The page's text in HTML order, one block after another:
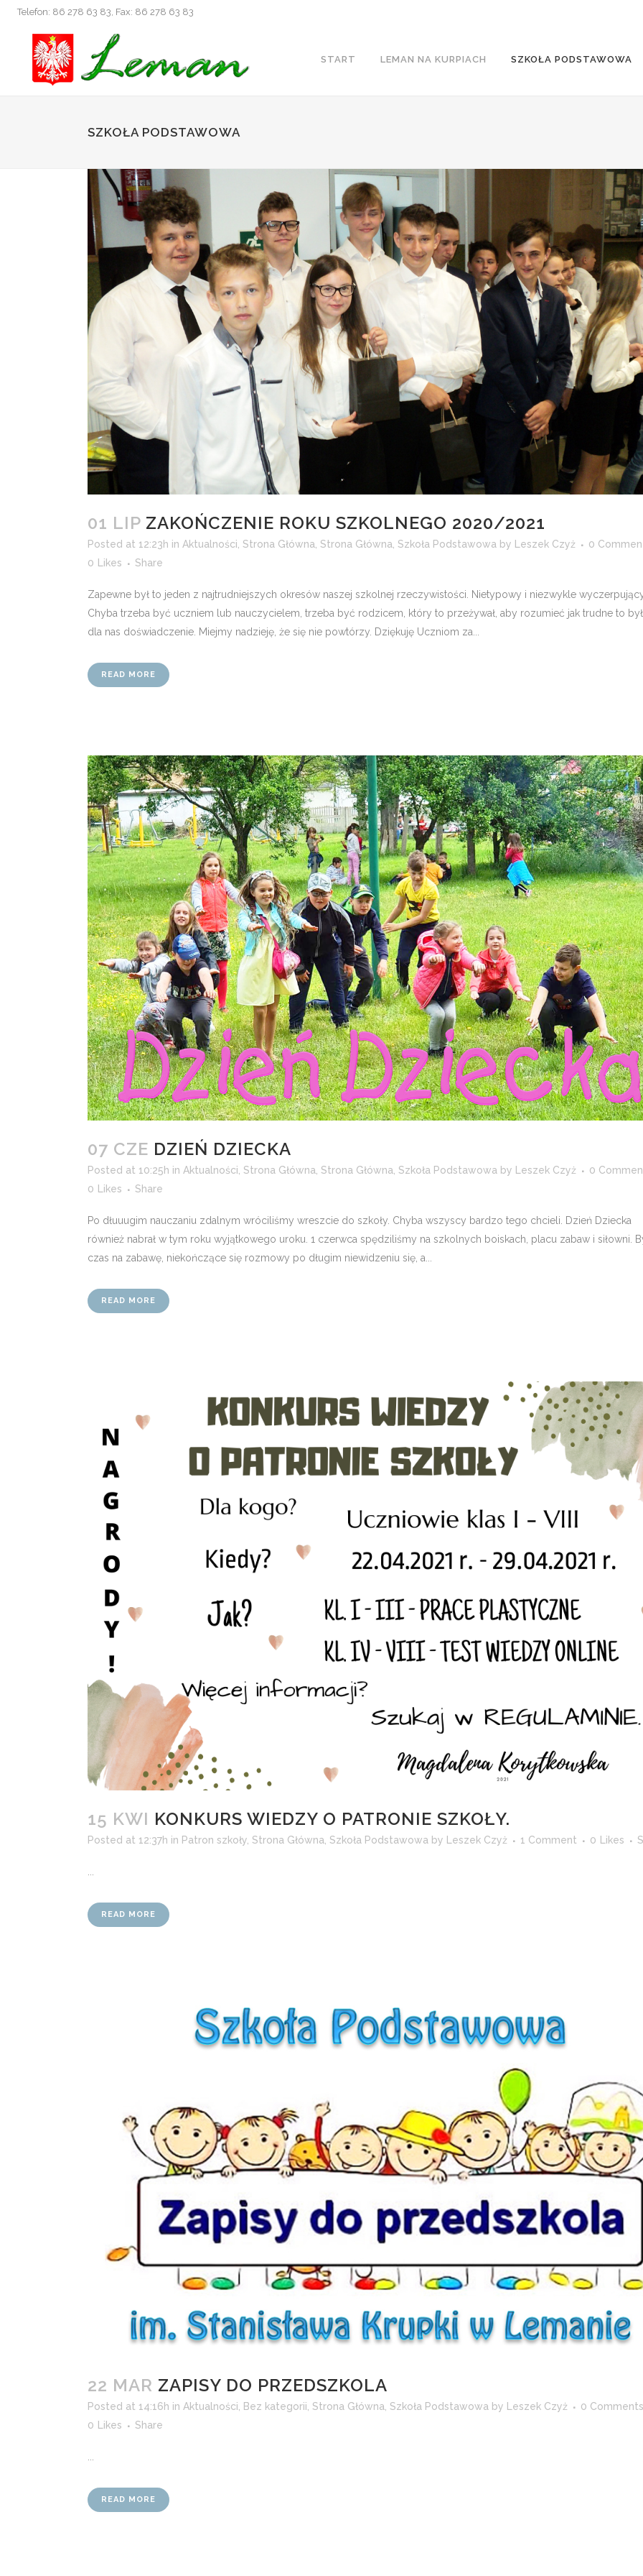
Telefon: 86 278 63 83, Fax: 86 278 63 83
START LEMAN NA KURPIACH SZKOŁA PODSTAWOWA
SZKOŁA PODSTAWOWA
01 LIP ZAKOŃCZENIE ROKU SZKOLNEGO 2020/2021
Posted at 12:23h in Aktualności Strona Główna Strona Główna Szkoła Podstawowa by Leszek Czyż
0
0
Likes Share
Zapewne był to jeden z najtrudniejszych okresów naszej szkolnej rzeczywistości. Nietypowy i niezwykle
Chyba trzeba być uczniem lub nauczycielem, trzeba być rodzicem, który to przeżywał, aby rozumieć jak trudne to
dla nas doświadczenie. Miejmy nadzieję, że się nie powtórzy. Dziękuję Uczniom za...
READ MORE
07 CZE DZIEŃ DZIECKA
Posted at 10:25h in Aktualności, Strona Główna, Strona Główna, Szkoła Podstawowa by Leszek Czyż
0
0 Likes Share
Po dłuuugim nauczaniu zdalnym wróciliśmy wreszcie do szkoły. Chyba wszyscy bardzo tego chcieli. Dzień Dziecka
również nabrał w tym roku wyjątkowego uroku. 1 czerwca spędziliśmy na szkolnych boiskach, placu zabaw i siłowni.
czas na zabawę, niekończące się rozmowy po długim niewidzeniu się, a...
READ MORE
15 KWI KONKURS WIEDZY O PATRONIE SZKOŁY.
Posted at 12:37h in Patron szkoły, Strona Główna, Szkoła Podstawowa by Leszek Czyż 1 Comment 0 Likes
...
READ MORE
22 MAR ZAPISY DO PRZEDSZKOLA
Posted at 14:16h in Aktualności Bez kategorii Strona Główna Szkoła Podstawowa by Leszek Czyż
0 Comments
0
Likes Share
READ MORE